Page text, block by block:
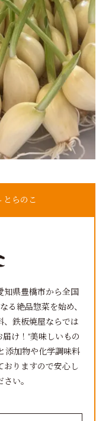
とらのこ
知県豊橋市から全国
る絶品惣菜を始め、
、鉄板焼屋ならでは
け！”美味しいもの
添加物や化学調味料
おりますので安心し
い。